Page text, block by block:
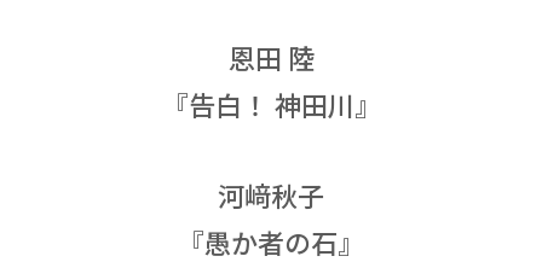
恩田 陸
『告白！ 神田川』
河﨑秋子
『愚か者の石』